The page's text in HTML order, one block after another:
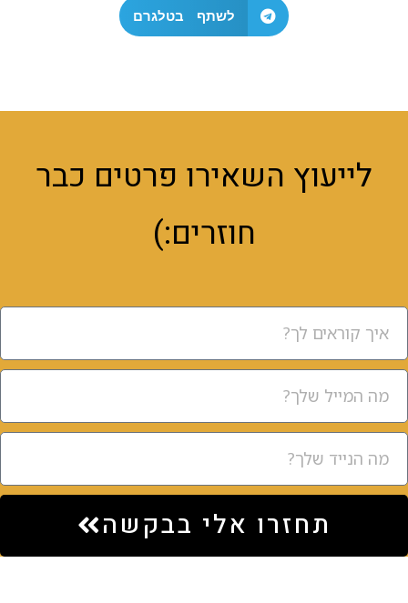
לשתף בטלגרם
לייעוץ השאירו פרטים כבר
חוזרים:)
תחזרו אלי בבקשה